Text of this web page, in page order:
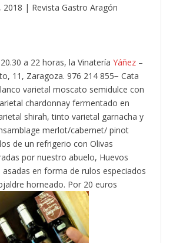
2018 | Revista Gastro Aragón
a 22 horas, la VinateríaYáñez –
11, Zaragoza. 976 214 855− Cata
varietal moscato semidulce con
chardonnay fermentado en
shirah, tinto varietal garnacha y
merlot/cabernet/ pinot
de un refrigerio con Olivas
por nuestro abuelo, Huevos
asadas en forma de rulos especiados
horneado. Por 20 euros